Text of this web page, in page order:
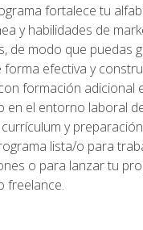
fortalece tu
y habilidades de
de modo que puedas
forma efectiva y
formación adicional
en el entorno laboral
y
lista/o para
o para lanzar tu
freelance.